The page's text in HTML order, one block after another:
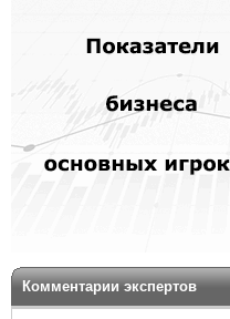
Комментарии экспертов